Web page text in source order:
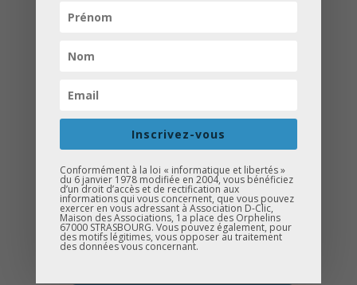
Concours d’éloquence OGMA #6 :
tour au siège de France Télévisions à
de cette 6ème édition du Concours
d’éloquence OGMA (organisé en
collaboration avec la fondation EMJ) sont
Aimée du collège le Ried et Sadaf du
collège Hans Arp !
Venez les encourager lors de leurs
Inscrivez-vous
Conformément à la loi « informatique et libertés »
du 6 janvier 1978 modifiée en 2004, vous bénéficiez
d’un droit d’accès et de rectification aux
informations qui vous concernent, que vous pouvez
exercer en vous adressant à Association D-Clic,
Maison des Associations, 1a place des Orphelins
67000 STRASBOURG. Vous pouvez également, pour
des motifs légitimes, vous opposer au traitement
des données vous concernant.